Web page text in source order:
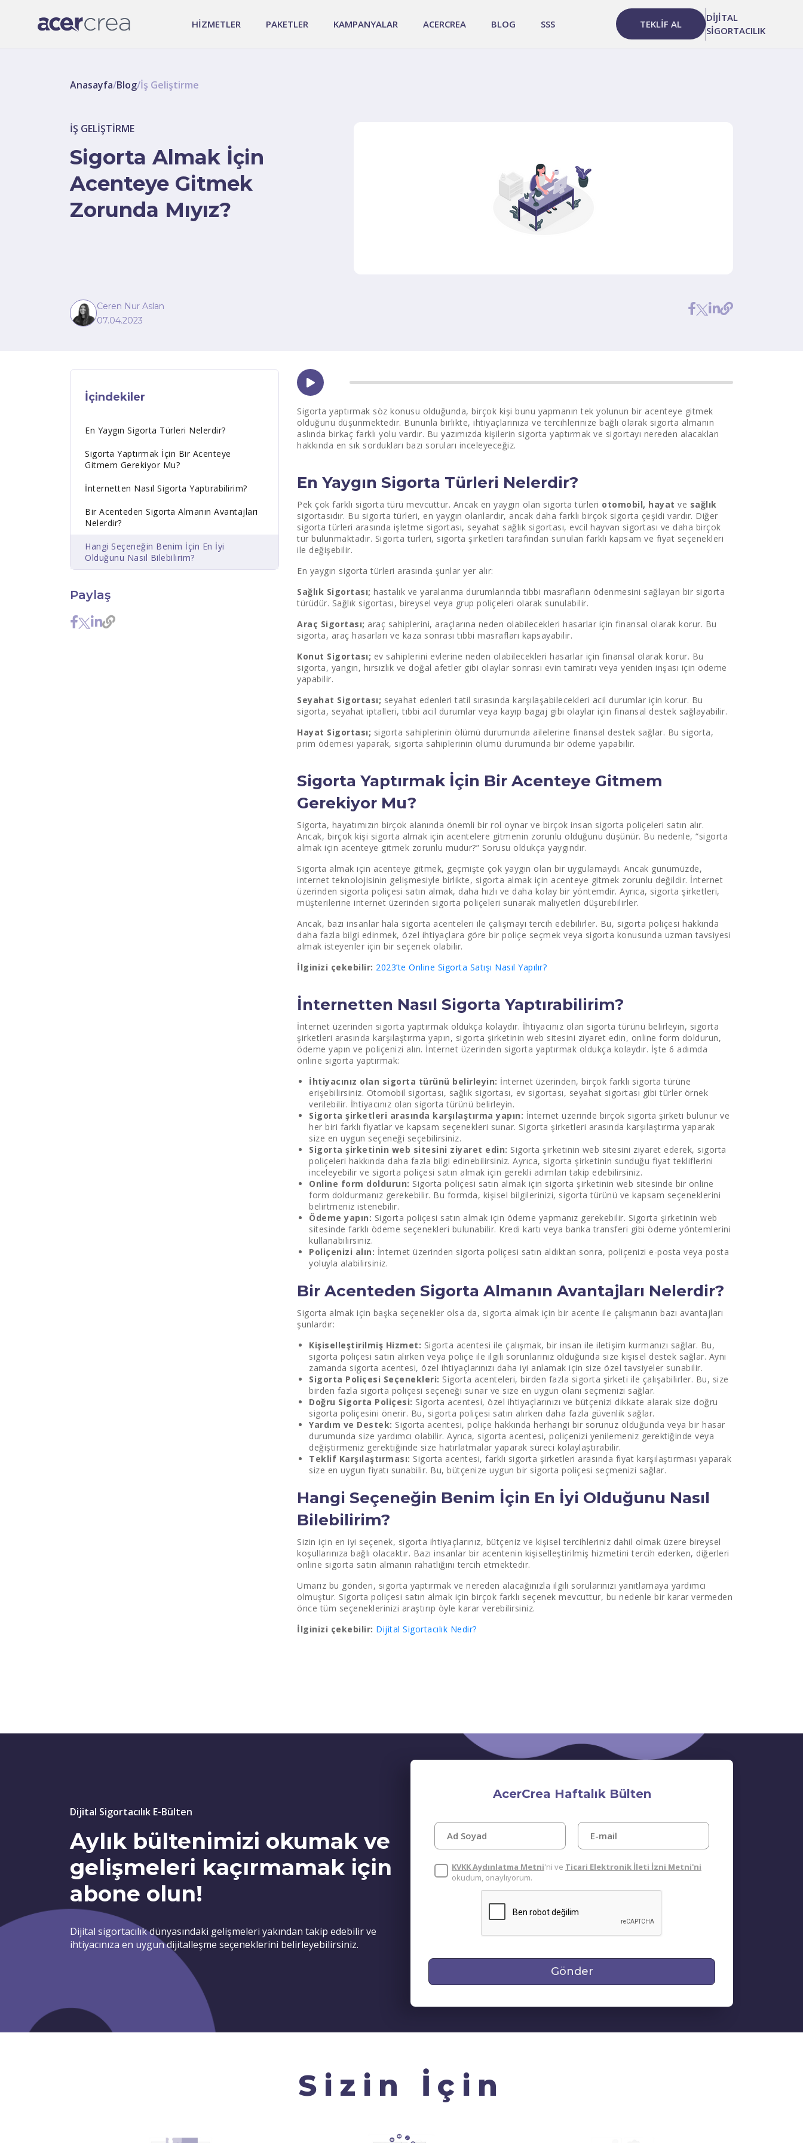
HİZMETLER PAKETLER KAMPANYALAR ACERCREA BLOG SSS TEKLİF AL
DİJİTAL
SİGORTACILIK
Anasayfa/Blog/İş Geliştirme
İŞ GELIŞTIRME
Sigorta Almak İçin
Acenteye Gitmek
Zorunda Mıyız?
Ceren Nur Aslan
07.04.2023
İçindekiler
En Yaygın Sigorta Türleri Nelerdir?
Sigorta Yaptırmak İçin Bir Acenteye
Gitmem Gerekiyor Mu?
İnternetten Nasıl Sigorta Yaptırabilirim?
Bir Acenteden Sigorta Almanın Avantajları
Nelerdir?
Hangi Seçeneğin Benim İçin En İyi
Olduğunu Nasıl Bilebilirim?
Paylaş
Sigorta yaptırmak söz konusu olduğunda, birçok kişi bunu yapmanın tek yolunun bir acenteye gitmek
olduğunu düşünmektedir. Bununla birlikte, ihtiyaçlarınıza ve tercihlerinize bağlı olarak sigorta almanın
aslında birkaç farklı yolu vardır. Bu yazımızda kişilerin sigorta yaptırmak ve sigortayı nereden alacakları
hakkında en sık sordukları bazı soruları inceleyeceğiz.
En Yaygın Sigorta Türleri Nelerdir?
Pek çok farklı sigorta türü mevcuttur. Ancak en yaygın olan sigorta türleri otomobil, hayat ve sağlık
sigortasıdır. Bu sigorta türleri, en yaygın olanlardır, ancak daha farklı birçok sigorta çeşidi vardır. Diğer
sigorta türleri arasında işletme sigortası, seyahat sağlık sigortası, evcil hayvan sigortası ve daha birçok
tür bulunmaktadır. Sigorta türleri, sigorta şirketleri tarafından sunulan farklı kapsam ve fiyat seçenekleri
ile değişebilir.
En yaygın sigorta türleri arasında şunlar yer alır:
Sağlık Sigortası; hastalık ve yaralanma durumlarında tıbbi masrafların ödenmesini sağlayan bir sigorta
türüdür. Sağlık sigortası, bireysel veya grup poliçeleri olarak sunulabilir.
Araç Sigortası; araç sahiplerini, araçlarına neden olabilecekleri hasarlar için finansal olarak korur. Bu
sigorta, araç hasarları ve kaza sonrası tıbbi masrafları kapsayabilir.
Konut Sigortası; ev sahiplerini evlerine neden olabilecekleri hasarlar için finansal olarak korur. Bu
sigorta, yangın, hırsızlık ve doğal afetler gibi olaylar sonrası evin tamiratı veya yeniden inşası için ödeme
yapabilir.
Seyahat Sigortası; seyahat edenleri tatil sırasında karşılaşabilecekleri acil durumlar için korur. Bu
sigorta, seyahat iptalleri, tıbbi acil durumlar veya kayıp bagaj gibi olaylar için finansal destek sağlayabilir.
Hayat Sigortası; sigorta sahiplerinin ölümü durumunda ailelerine finansal destek sağlar. Bu sigorta,
prim ödemesi yaparak, sigorta sahiplerinin ölümü durumunda bir ödeme yapabilir.
Sigorta Yaptırmak İçin Bir Acenteye Gitmem
Gerekiyor Mu?
Sigorta, hayatımızın birçok alanında önemli bir rol oynar ve birçok insan sigorta poliçeleri satın alır.
Ancak, birçok kişi sigorta almak için acentelere gitmenin zorunlu olduğunu düşünür. Bu nedenle, “sigorta
almak için acenteye gitmek zorunlu mudur?” Sorusu oldukça yaygındır.
Sigorta almak için acenteye gitmek, geçmişte çok yaygın olan bir uygulamaydı. Ancak günümüzde,
internet teknolojisinin gelişmesiyle birlikte, sigorta almak için acenteye gitmek zorunlu değildir. İnternet
üzerinden sigorta poliçesi satın almak, daha hızlı ve daha kolay bir yöntemdir. Ayrıca, sigorta şirketleri,
müşterilerine internet üzerinden sigorta poliçeleri sunarak maliyetleri düşürebilirler.
Ancak, bazı insanlar hala sigorta acenteleri ile çalışmayı tercih edebilirler. Bu, sigorta poliçesi hakkında
daha fazla bilgi edinmek, özel ihtiyaçlara göre bir poliçe seçmek veya sigorta konusunda uzman tavsiyesi
almak isteyenler için bir seçenek olabilir.
İlginizi çekebilir: 2023’te Online Sigorta Satışı Nasıl Yapılır?
İnternetten Nasıl Sigorta Yaptırabilirim?
İnternet üzerinden sigorta yaptırmak oldukça kolaydır. İhtiyacınız olan sigorta türünü belirleyin, sigorta
şirketleri arasında karşılaştırma yapın, sigorta şirketinin web sitesini ziyaret edin, online form doldurun,
ödeme yapın ve poliçenizi alın. İnternet üzerinden sigorta yaptırmak oldukça kolaydır. İşte 6 adımda
online sigorta yaptırmak:
İhtiyacınız olan sigorta türünü belirleyin: İnternet üzerinden, birçok farklı sigorta türüne
erişebilirsiniz. Otomobil sigortası, sağlık sigortası, ev sigortası, seyahat sigortası gibi türler örnek
verilebilir. İhtiyacınız olan sigorta türünü belirleyin.
Sigorta şirketleri arasında karşılaştırma yapın: İnternet üzerinde birçok sigorta şirketi bulunur ve
her biri farklı fiyatlar ve kapsam seçenekleri sunar. Sigorta şirketleri arasında karşılaştırma yaparak
size en uygun seçeneği seçebilirsiniz.
Sigorta şirketinin web sitesini ziyaret edin: Sigorta şirketinin web sitesini ziyaret ederek, sigorta
poliçeleri hakkında daha fazla bilgi edinebilirsiniz. Ayrıca, sigorta şirketinin sunduğu fiyat tekliflerini
inceleyebilir ve sigorta poliçesi satın almak için gerekli adımları takip edebilirsiniz.
Online form doldurun: Sigorta poliçesi satın almak için sigorta şirketinin web sitesinde bir online
form doldurmanız gerekebilir. Bu formda, kişisel bilgilerinizi, sigorta türünü ve kapsam seçeneklerini
belirtmeniz istenebilir.
Ödeme yapın: Sigorta poliçesi satın almak için ödeme yapmanız gerekebilir. Sigorta şirketinin web
sitesinde farklı ödeme seçenekleri bulunabilir. Kredi kartı veya banka transferi gibi ödeme yöntemlerini
kullanabilirsiniz.
Poliçenizi alın: İnternet üzerinden sigorta poliçesi satın aldıktan sonra, poliçenizi e-posta veya posta
yoluyla alabilirsiniz.
Bir Acenteden Sigorta Almanın Avantajları Nelerdir?
Sigorta almak için başka seçenekler olsa da, sigorta almak için bir acente ile çalışmanın bazı avantajları
şunlardır:
Kişiselleştirilmiş Hizmet: Sigorta acentesi ile çalışmak, bir insan ile iletişim kurmanızı sağlar. Bu,
sigorta poliçesi satın alırken veya poliçe ile ilgili sorunlarınız olduğunda size kişisel destek sağlar. Aynı
zamanda sigorta acentesi, özel ihtiyaçlarınızı daha iyi anlamak için size özel tavsiyeler sunabilir.
Sigorta Poliçesi Seçenekleri: Sigorta acenteleri, birden fazla sigorta şirketi ile çalışabilirler. Bu, size
birden fazla sigorta poliçesi seçeneği sunar ve size en uygun olanı seçmenizi sağlar.
Doğru Sigorta Poliçesi: Sigorta acentesi, özel ihtiyaçlarınızı ve bütçenizi dikkate alarak size doğru
sigorta poliçesini önerir. Bu, sigorta poliçesi satın alırken daha fazla güvenlik sağlar.
Yardım ve Destek: Sigorta acentesi, poliçe hakkında herhangi bir sorunuz olduğunda veya bir hasar
durumunda size yardımcı olabilir. Ayrıca, sigorta acentesi, poliçenizi yenilemeniz gerektiğinde veya
değiştirmeniz gerektiğinde size hatırlatmalar yaparak süreci kolaylaştırabilir.
Teklif Karşılaştırması: Sigorta acentesi, farklı sigorta şirketleri arasında fiyat karşılaştırması yaparak
size en uygun fiyatı sunabilir. Bu, bütçenize uygun bir sigorta poliçesi seçmenizi sağlar.
Hangi Seçeneğin Benim İçin En İyi Olduğunu Nasıl
Bilebilirim?
Sizin için en iyi seçenek, sigorta ihtiyaçlarınız, bütçeniz ve kişisel tercihleriniz dahil olmak üzere bireysel
koşullarınıza bağlı olacaktır. Bazı insanlar bir acentenin kişiselleştirilmiş hizmetini tercih ederken, diğerleri
online sigorta satın almanın rahatlığını tercih etmektedir.
Umarız bu gönderi, sigorta yaptırmak ve nereden alacağınızla ilgili sorularınızı yanıtlamaya yardımcı
olmuştur. Sigorta poliçesi satın almak için birçok farklı seçenek mevcuttur, bu nedenle bir karar vermeden
önce tüm seçeneklerinizi araştırıp öyle karar verebilirsiniz.
İlginizi çekebilir: Dijital Sigortacılık Nedir?
Dijital Sigortacılık E-Bülten
Aylık bültenimizi okumak ve
gelişmeleri kaçırmamak için
abone olun!
Dijital sigortacılık dünyasındaki gelişmeleri yakından takip edebilir ve
ihtiyacınıza en uygun dijitalleşme seçeneklerini belirleyebilirsiniz.
AcerCrea Haftalık Bülten
KVKK Aydınlatma Metni'ni ve Ticari Elektronik İleti İzni Metni'ni
okudum, onaylıyorum.
Gönder
Sizin İçin